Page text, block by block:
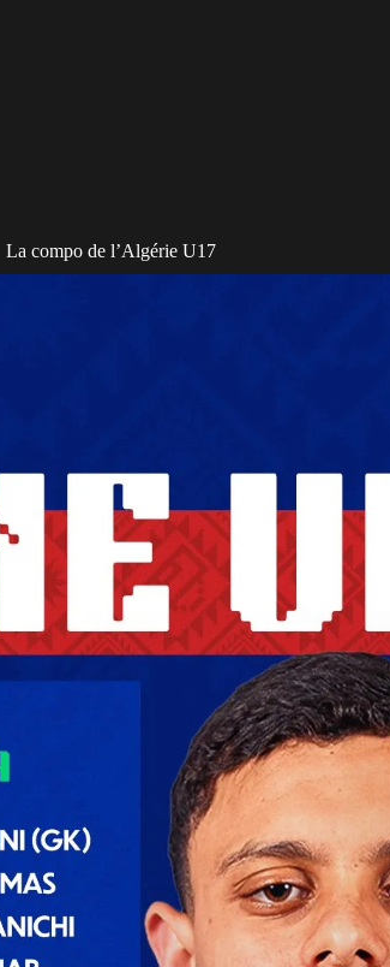
La compo de l’Algérie U17